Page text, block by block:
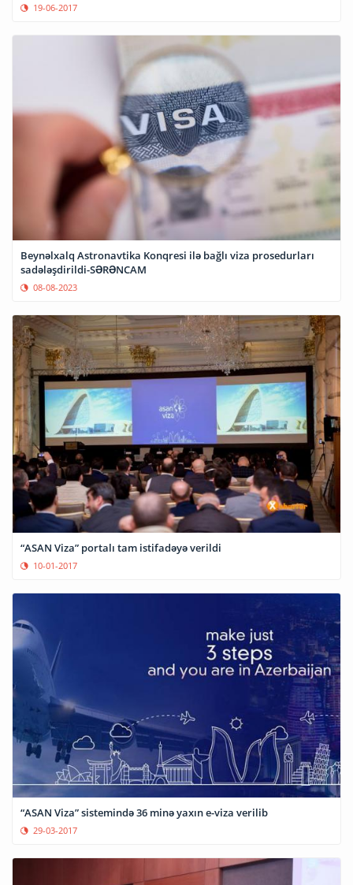
19-06-2017
Beynəlxalq Astronavtika Konqresi ilə bağlı viza prosedurları
sadələşdirildi-SƏRƏNCAM
08-08-2023
“ASAN Viza” portalı tam istifadəyə verildi
10-01-2017
“ASAN Viza” sistemində 36 minə yaxın e-viza verilib
29-03-2017